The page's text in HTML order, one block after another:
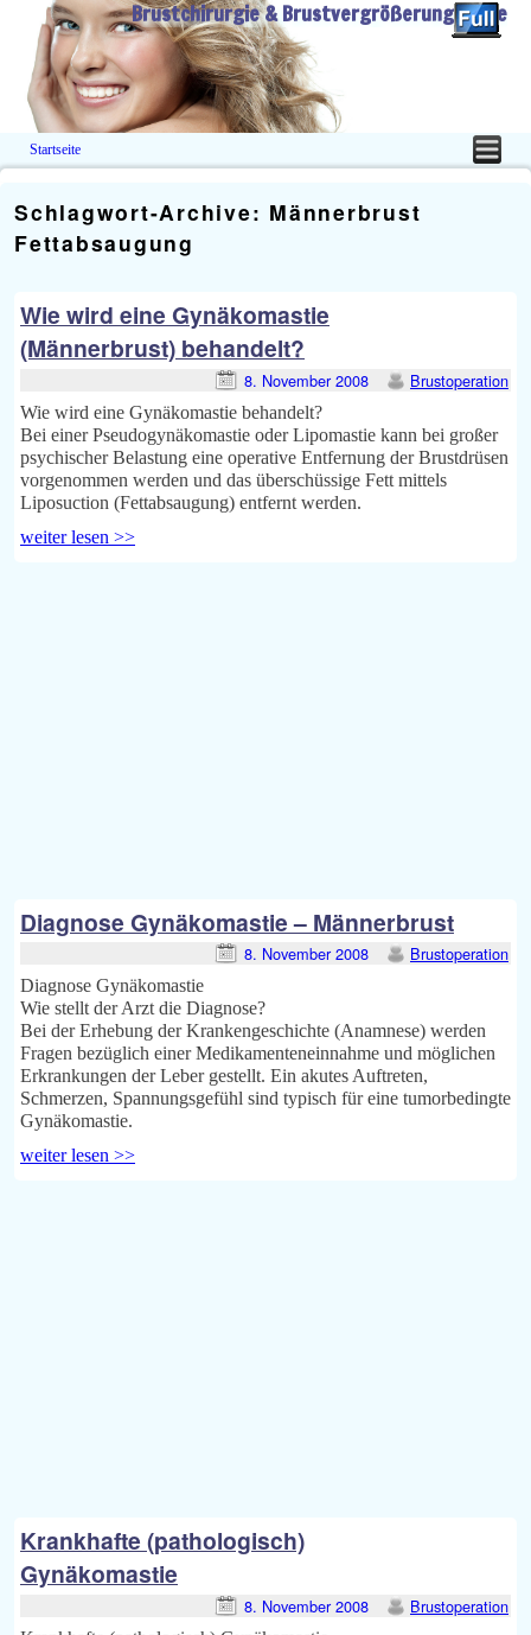
Brustchirurgie & Brustvergrößerung Guide
Startseite
Schlagwort-Archive: Männerbrust
Fettabsaugung
Wie wird eine Gynäkomastie
(Männerbrust) behandelt?
8. November 2008 Brustoperation
Wie wird eine Gynäkomastie behandelt?
Bei einer Pseudogynäkomastie oder Lipomastie kann bei großer
psychischer Belastung eine operative Entfernung der Brustdrüsen
vorgenommen werden und das überschüssige Fett mittels
Liposuction (Fettabsaugung) entfernt werden.
weiter lesen >>
Diagnose Gynäkomastie – Männerbrust
8. November 2008 Brustoperation
Diagnose Gynäkomastie
Wie stellt der Arzt die Diagnose?
Bei der Erhebung der Krankengeschichte (Anamnese) werden
Fragen bezüglich einer Medikamenteneinnahme und möglichen
Erkrankungen der Leber gestellt. Ein akutes Auftreten,
Schmerzen, Spannungsgefühl sind typisch für eine tumorbedingte
Gynäkomastie.
weiter lesen >>
Krankhafte (pathologisch)
Gynäkomastie
8. November 2008 Brustoperation